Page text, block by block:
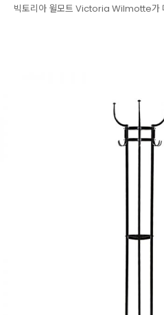
빅토리아 윌모트 Victoria Wilmotte가